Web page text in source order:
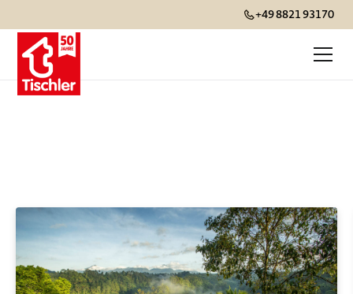
+49 8821 93170